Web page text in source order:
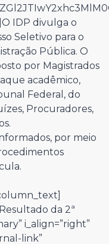
IDP divulga o
Seletivo para o
Pública. O
por Magistrados
acadêmico,
Federal, do
Procuradores,
por meio
da 2ª
i_align=”right”
link”